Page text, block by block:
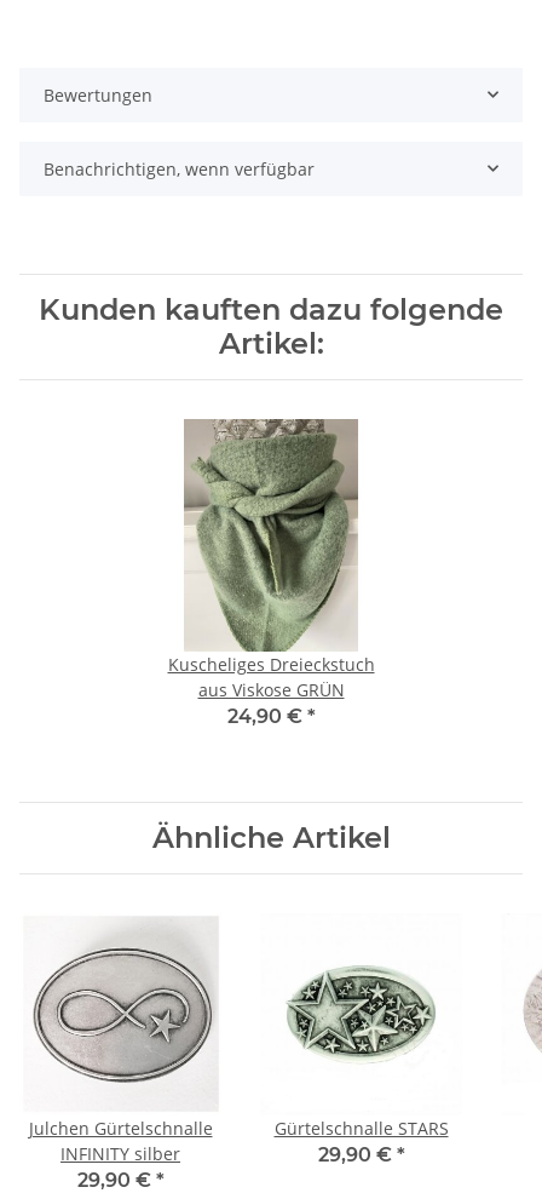
Bewertungen
Benachrichtigen, wenn verfügbar
Kunden kauften dazu folgende
Artikel:
Kuscheliges Dreieckstuch
aus Viskose GRÜN
24,90 € *
Ähnliche Artikel
Julchen Gürtelschnalle
INFINITY silber
29,90 € *
Gürtelschnalle STARS
29,90 € *